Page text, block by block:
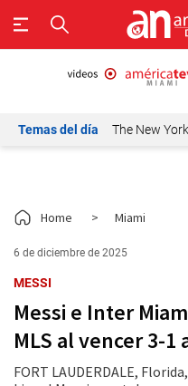
Temas del día The New
Home > Miami
6 de diciembre de 2025
MESSI
Messi e Inter
MLS al vencer 3-1
FORT LAUDERDALE,